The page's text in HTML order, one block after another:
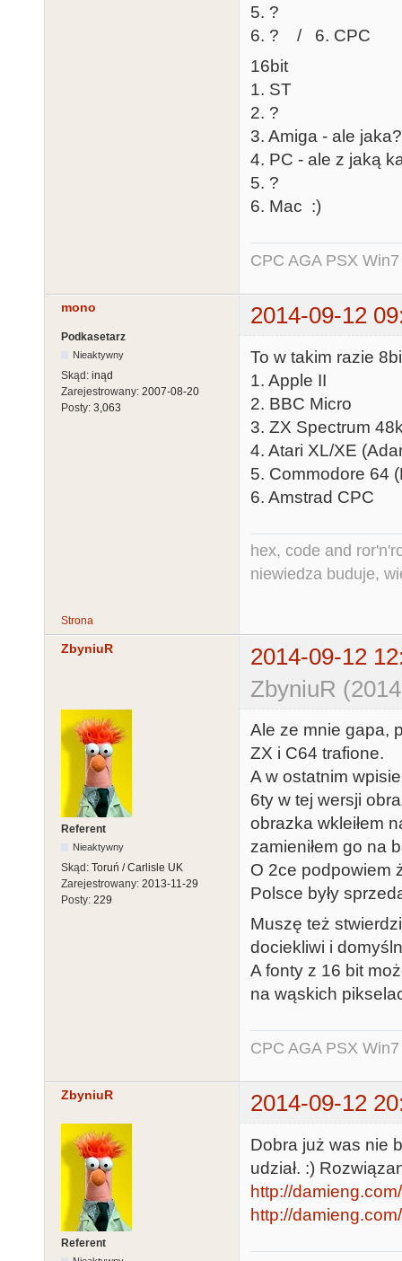
5. ?
6. ? / 6. CPC
16bit
1. ST
2. ?
3. Amiga - ale jaka?
4. PC - ale z jaką
5. ?
6. Mac :)
CPC AGA PSX
mono 2014-09-12
Podkasetarz
Nieaktywny
Skąd: inąd
Zarejestrowany: 2007-08-20
Posty: 3,063
To w takim razie
1. Apple II
2. BBC Micro
3. ZX Spectrum
4. Atari XL/XE
5. Commodore 64
6. Amstrad CPC
hex, code and
niewiedza buduje,
Strona
ZbyniuR
2014-09-12
ZbyniuR
Referent
Nieaktywny
Skąd: Toruń / Carlisle UK
Zarejestrowany: 2013-11-29
Posty: 229
Ale ze mnie gapa,
ZX i C64 trafione.
A w ostatnim
6ty w tej wersji
obrazka wkleiłem
zamieniłem go na
O 2ce podpowiem
Polsce były
Muszę też
dociekliwi i
A fonty z 16 bit
na wąskich
CPC AGA PSX
ZbyniuR 2014-09-12
Referent
Dobra już was nie
udział. :)
http://
http://